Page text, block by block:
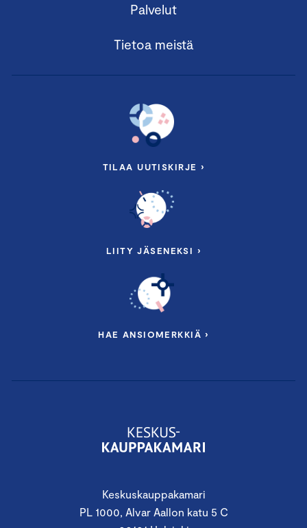
Keskuskauppakamari
PL 1000, Alvar Aallon katu 5 C
Palvelut
Tietoa meistä
TILAA UUTISKIRJE ›
LIITY JÄSENEKSI ›
HAE ANSIOMERKKIÄ ›